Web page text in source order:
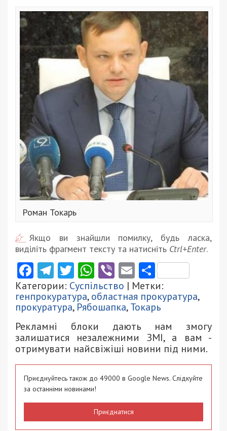
Роман Токарь
Якщо ви знайшли помилку, будь ласка,
виділіть фрагмент тексту та натисніть Ctrl+Enter.
Facebook
Telegram
Twitter
WhatsApp
ViberEmail
Категории: Суспільство | Метки:
генпрокуратура,областная прокуратура,
прокуратура, Рябошапка,Токарь
Рекламні блоки дають нам змогу
залишатися незалежними ЗМІ, а вам -
отримувати найсвіжіші новини під ними.
Приєднуйтесь також до 49000 в Google News. Слідкуйте
за останніми новинами!
Приєднатися